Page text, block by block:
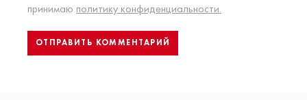
принимаю политику конфиденциальности.